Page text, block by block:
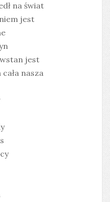
na świat
jest
jest
nasza